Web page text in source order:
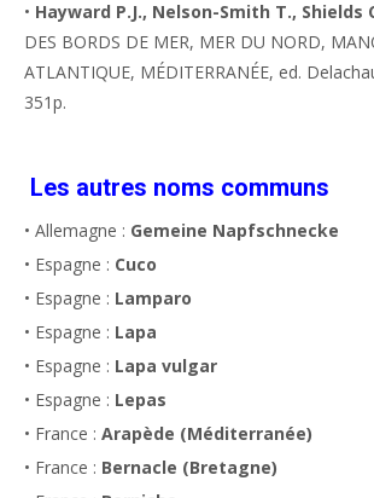
• Hayward P.J., Nelson-Smith T., Shields
DES BORDS DE MER, MER DU NORD,
ATLANTIQUE, MÉDITERRANÉE, ed.
351p.
Les autres noms communs
• Allemagne : Gemeine Napfschnecke
• Espagne : Cuco
• Espagne : Lamparo
• Espagne : Lapa
• Espagne : Lapa vulgar
• Espagne : Lepas
• France : Arapède (Méditerranée)
• France : Bernacle (Bretagne)